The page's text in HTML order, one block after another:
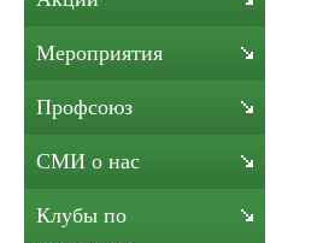
Мероприятия
Профсоюз
СМИ о нас
Клубы по